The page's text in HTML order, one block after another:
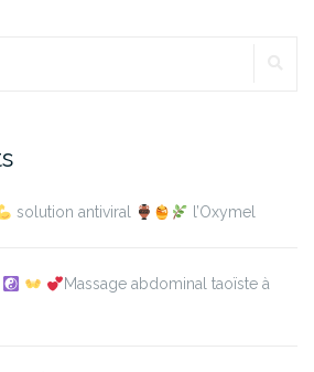
solution antiviral l’Oxymel
Massage abdominal taoïste à